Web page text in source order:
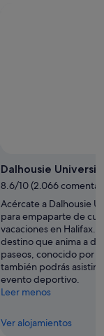
Dalhousie
8.6/10 (2.066
Acércate a Dalhousie
para empaparte de
vacaciones en Halifax.
destino que anima a
paseos, conocido por
también podrás asistir
evento deportivo.
Leer menos
Ver alojamientos